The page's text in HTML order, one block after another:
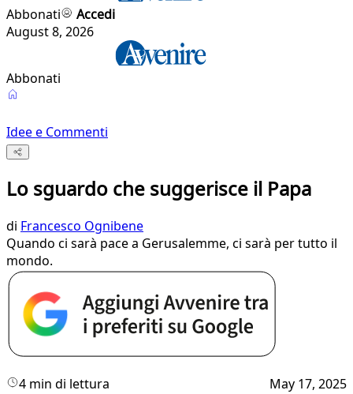
Abbonati
Accedi
August 8, 2026
Abbonati
Idee e Commenti
Lo sguardo che suggerisce il Papa
di Francesco Ognibene
Quando ci sarà pace a Gerusalemme, ci sarà per tutto il
mondo.
4 min di lettura May 17, 2025